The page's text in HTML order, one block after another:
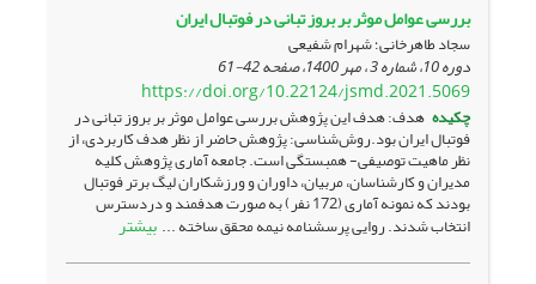
بررسی عوامل موثر بر بروز تبانی در فوتبال ایران
سجاد طاهرخانی؛ شهرام شفیعی
دوره 10، شماره 3 ، مهر 1400، صفحه 42-61
https://doi.org/10.22124/jsmd.2021.5069
چکیده هدف: هدف این پژوهش بررسی عوامل موثر بر بروز تبانی در
فوتبال ایران بود.روش‌­شناسی: پژوهش حاضر از نظر هدف کاربردی، از
نظر ماهیت توصیفی- همبستگی است. جامعه آماری پژوهش کلیه
مدیران و کارشناسان، مربیان، داوران و ورزشکاران لیگ برتر فوتبال
بودند که نمونه آماری (172 نفر) به صورت هدفمند و دردسترس
انتخاب شدند. روایی پرسشنامه نیمه محقق ساخته ... بیشتر